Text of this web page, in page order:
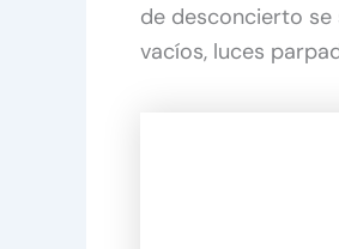
de desconcierto
vacíos, luces